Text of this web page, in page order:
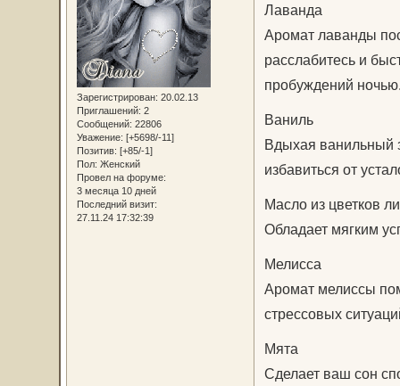
Зарегистрирован: 20.02.13
Приглашений: 2
Сообщений: 22806
Уважение: [+5698/-11]
Позитив: [+85/-1]
Пол: Женский
Провел на форуме:
3 месяца 10 дней
Последний визит:
27.11.24 17:32:39
Лаванда
Аромат лаванды
расслабитесь и
пробуждений
Ваниль
Вдыхая ванильный
избавиться от
Масло из цветков
Обладает мягким
Мелисса
Аромат мелиссы
стрессовых
Мята
Сделает ваш сон